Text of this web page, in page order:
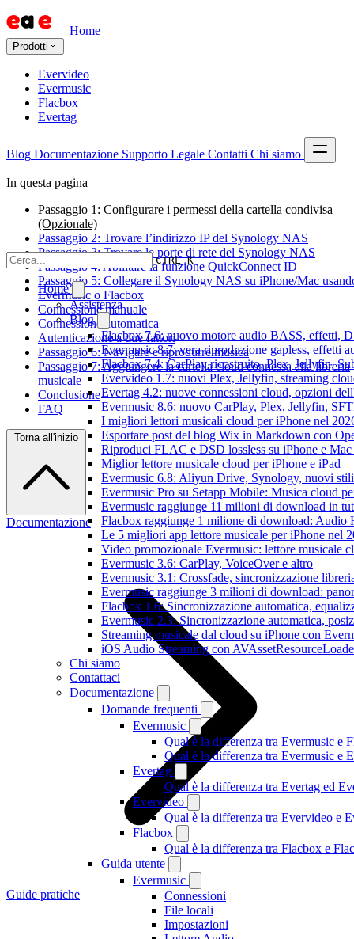
Home
Prodotti
Evervideo
Evermusic
Flacbox
Evertag
Blog Documentazione Supporto Legale Contatti Chi siamo
CTRL K
Home
Assistenza
Blog
Flacbox 7.6: nuovo motore audio BASS, effetti,
Evermusic 8.7: vera riproduzione gapless, effetti
Flacbox 7.4: CarPlay ricostruito, Plex, Jellyfin,
Evervideo 1.7: nuovi Plex, Jellyfin, streaming
Evertag 4.2: nuove connessioni cloud, opzioni
Evermusic 8.6: nuovo CarPlay, Plex, Jellyfin,
I migliori lettori musicali cloud per iPhone nel
Esportare post del blog Wix in Markdown con
Riproduci FLAC e DSD lossless su iPhone e
Miglior lettore musicale cloud per iPhone e iPad
Evermusic 6.8: Aliyun Drive, Synology, nuovi
Evermusic Pro su Setapp Mobile: Musica cloud
Evermusic raggiunge 11 milioni di download in
Flacbox raggiunge 1 milione di download: Audio
Le 5 migliori app lettore musicale per iPhone nel
Video promozionale Evermusic: lettore musicale
Evermusic 3.6: CarPlay, VoiceOver e altro
Evermusic 3.1: Crossfade, sincronizzazione
Evermusic raggiunge 3 milioni di download:
Flacbox 1.6: Sincronizzazione automatica,
Evermusic 2.3: Sincronizzazione automatica,
Streaming musicale dal cloud su iPhone con
iOS Audio Streaming con
Chi siamo
Contattaci
Documentazione
Domande frequenti
Evermusic
Qual è la differenza tra Evermusic e
Qual è la differenza tra Evermusic e
Evertag
Qual è la differenza tra Evertag ed
Evervideo
Qual è la differenza tra Evervideo e
Flacbox
Qual è la differenza tra Flacbox e
Guida utente
Evermusic
Connessioni
File locali
Impostazioni
In questa pagina
Passaggio 1: Configurare i permessi della cartella condivisa
(Opzionale)
Passaggio 2: Trovare l’indirizzo IP del Synology NAS
Passaggio 3: Trovare le porte di rete del Synology NAS
Passaggio 4: Abilitare la funzione QuickConnect ID
Passaggio 5: Collegare il Synology NAS su iPhone/Mac
Evermusic o Flacbox
Connessione manuale
Connessione automatica
Autenticazione a due fattori
Passaggio 6: Navigare e riprodurre musica
Passaggio 7: Aggiungere la cartella cloud connessa alla libreria
musicale
Conclusione
FAQ
Torna all'inizio
Documentazione
Guide pratiche